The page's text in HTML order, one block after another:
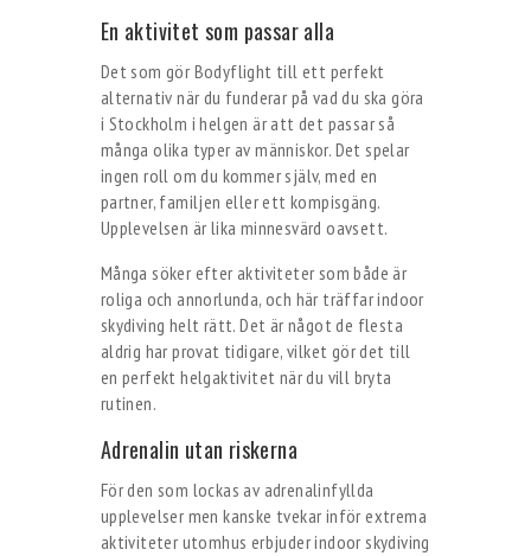
En aktivitet som passar alla
Det som gör Bodyflight till ett perfekt
alternativ när du funderar på vad du ska göra
i Stockholm i helgen är att det passar så
många olika typer av människor. Det spelar
ingen roll om du kommer själv, med en
partner, familjen eller ett kompisgäng.
Upplevelsen är lika minnesvärd oavsett.
Många söker efter aktiviteter som både är
roliga och annorlunda, och här träffar indoor
skydiving helt rätt. Det är något de flesta
aldrig har provat tidigare, vilket gör det till
en perfekt helgaktivitet när du vill bryta
rutinen.
Adrenalin utan riskerna
För den som lockas av adrenalinfyllda
upplevelser men kanske tvekar inför extrema
aktiviteter utomhus erbjuder indoor skydiving